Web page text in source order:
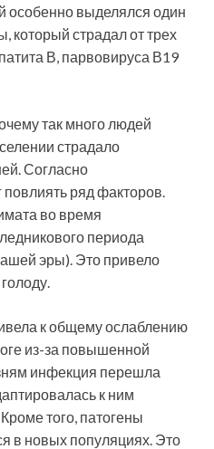
особенно выделялся один
который страдал от трех
В, парвовируса В19
так много людей
страдало
Согласно
ряд факторов.
во время
периода
эры). Это привело
к общему ослаблению
из-за повышенной
инфекция перешла
к ним
того, патогены
в новых популяциях. Это